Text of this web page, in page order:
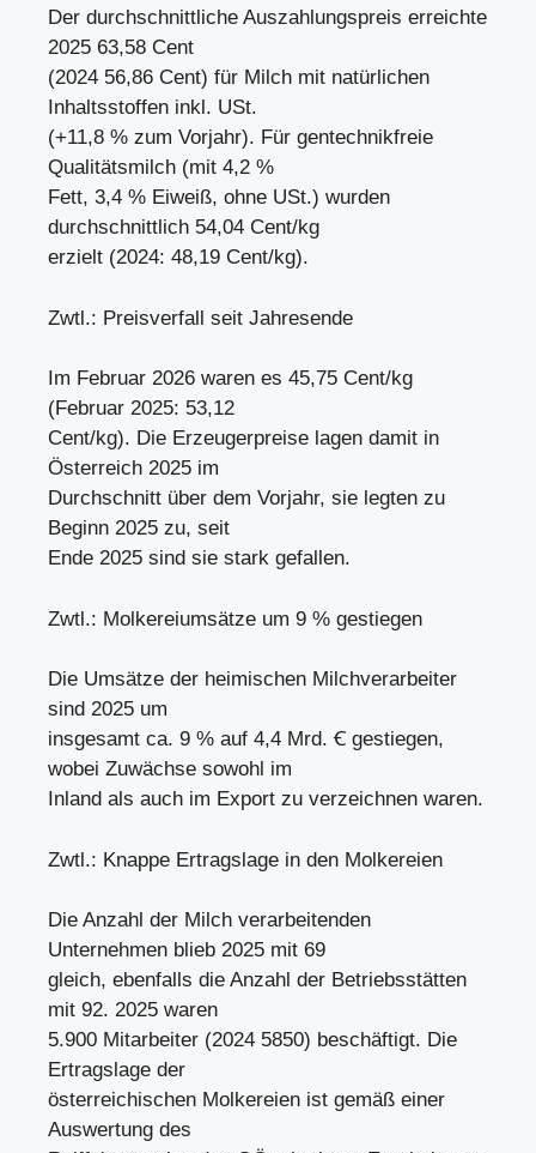
Der durchschnittliche Auszahlungspreis erreichte
2025 63,58 Cent
(2024 56,86 Cent) für Milch mit natürlichen
Inhaltsstoffen inkl. USt.
(+11,8 % zum Vorjahr). Für gentechnikfreie
Qualitätsmilch (mit 4,2 %
Fett, 3,4 % Eiweiß, ohne USt.) wurden
durchschnittlich 54,04 Cent/kg
erzielt (2024: 48,19 Cent/kg).
Zwtl.: Preisverfall seit Jahresende
Im Februar 2026 waren es 45,75 Cent/kg
(Februar 2025: 53,12
Cent/kg). Die Erzeugerpreise lagen damit in
Österreich 2025 im
Durchschnitt über dem Vorjahr, sie legten zu
Beginn 2025 zu, seit
Ende 2025 sind sie stark gefallen.
Zwtl.: Molkereiumsätze um 9 % gestiegen
Die Umsätze der heimischen Milchverarbeiter
sind 2025 um
insgesamt ca. 9 % auf 4,4 Mrd. Ꞓ gestiegen,
wobei Zuwächse sowohl im
Inland als auch im Export zu verzeichnen waren.
Zwtl.: Knappe Ertragslage in den Molkereien
Die Anzahl der Milch verarbeitenden
Unternehmen blieb 2025 mit 69
gleich, ebenfalls die Anzahl der Betriebsstätten
mit 92. 2025 waren
5.900 Mitarbeiter (2024 5850) beschäftigt. Die
Ertragslage der
österreichischen Molkereien ist gemäß einer
Auswertung des